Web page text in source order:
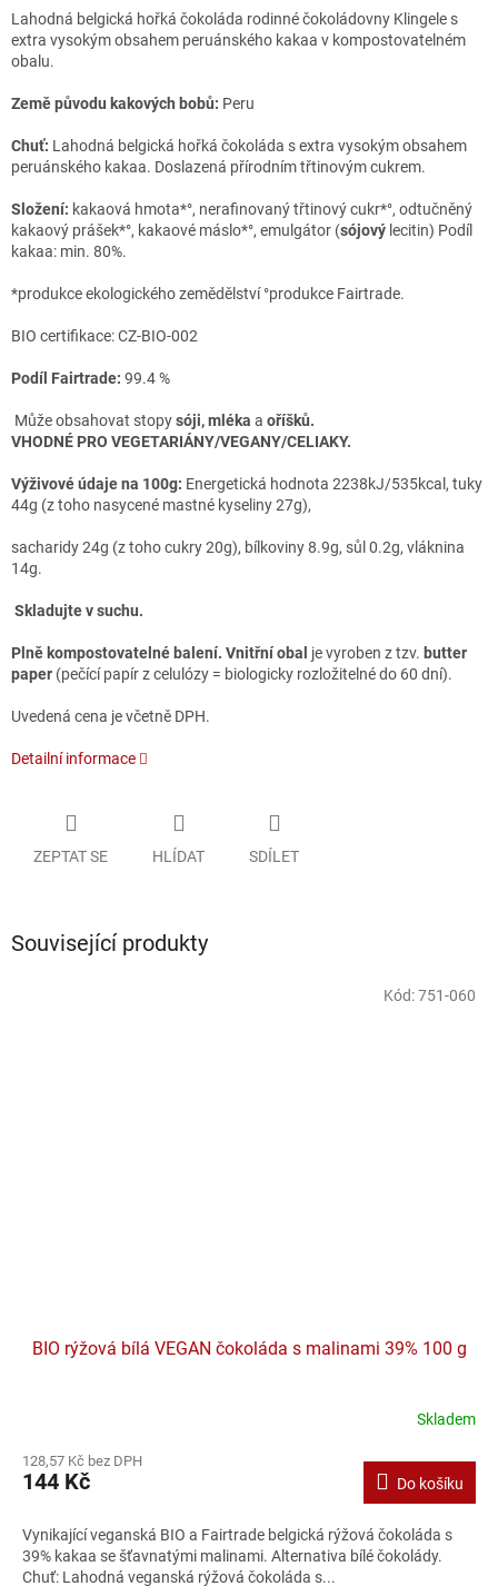
Lahodná belgická hořká čokoláda rodinné čokoládovny Klingele s
extra vysokým obsahem peruánského kakaa v kompostovatelném
obalu.
Země původu kakových bobů: Peru
Chuť: Lahodná belgická hořká čokoláda s extra vysokým obsahem
peruánského kakaa. Doslazená přírodním třtinovým cukrem.
Složení: kakaová hmota*°, nerafinovaný třtinový cukr*°, odtučněný
kakaový prášek*°, kakaové máslo*°, emulgátor (sójový lecitin) Podíl
kakaa: min. 80%.
*produkce ekologického zemědělství °produkce Fairtrade.
BIO certifikace: CZ-BIO-002
Podíl Fairtrade: 99.4 %
Může obsahovat stopysóji, mléka a oříšků.
VHODNÉ PRO VEGETARIÁNY/VEGANY/CELIAKY.
Výživové údaje na 100g: Energetická hodnota 2238kJ/535kcal, tuky
44g (z toho nasycené mastné kyseliny 27g),
sacharidy 24g (z toho cukry 20g), bílkoviny 8.9g, sůl 0.2g, vláknina
14g.
Skladujte v suchu.
Plně kompostovatelné balení. Vnitřní obal je vyroben z tzv. butter
paper (pečící papír z celulózy = biologicky rozložitelné do 60 dní).
Uvedená cena je včetně DPH.
Detailní informace
ZEPTAT SE HLÍDAT SDÍLET
Související produkty
BIO rýžová bílá VEGAN čokoláda s malinami 39% 100 g
Skladem
128,57 Kč bez DPH
144 Kč Do košíku
Vynikající veganská BIO a Fairtrade belgická rýžová čokoláda s
39% kakaa se šťavnatými malinami. Alternativa bílé čokolády.
Chuť: Lahodná veganská rýžová čokoláda s...
Kód:751-060